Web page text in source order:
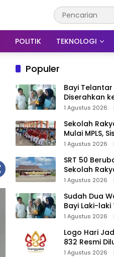
POLITIK TEKNOLOGI
Populer
Bayi
Diserahkan ke
Sidoarjo,
1 Agustus 2026
Sekolah
Mulai MPLS,
dari Panggul
1 Agustus 2026
SRT 50
Sekolah
Trenggalek,
1 Agustus 2026
Sudah Dua
Bayi Laki-
Trenggalek,
1 Agustus 2026
Logo Hari
832 Resmi
Tema
1 Agustus 2026